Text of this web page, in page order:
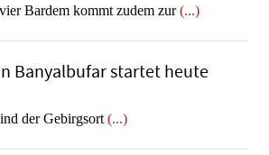
Bardem kommt zudem zur(...)
Ban­yal­bu­far startet heute
der Gebirgsort (...)